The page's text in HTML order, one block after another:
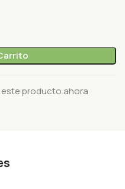
producto ahora